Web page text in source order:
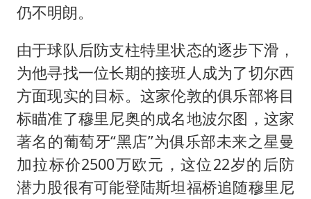
仍不明朗。
由于球队后防支柱特里状态的逐步下滑，
为他寻找一位长期的接班人成为了切尔西
方面现实的目标。这家伦敦的俱乐部将目
标瞄准了穆里尼奥的成名地波尔图，这家
著名的葡萄牙“黑店”为俱乐部未来之星曼
加拉标价2500万欧元，这位22岁的后防
潜力股很有可能登陆斯坦福桥追随穆里尼